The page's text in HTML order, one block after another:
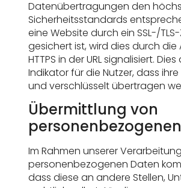
Datenübertragungen den
Sicherheitsstandards
eine Website durch ein SSL-/
gesichert ist, wird dies durch die
HTTPS in der URL signalisiert.
Indikator für die Nutzer, dass
und verschlüsselt übertragen
Übermittlung von
Im Rahmen unserer
personenbezogenen Daten
dass diese an andere Stellen,